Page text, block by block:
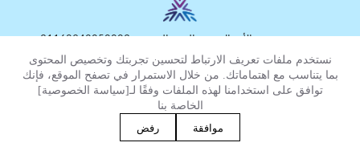
نستخدم ملفات تعريف الارتباط لتحسين تجربتك وتخصيص المحتوى
بما يتناسب مع اهتماماتك. من خلال الاستمرار في تصفح الموقع، فإنك
توافق على استخدامنا لهذه الملفات وفقًا لـ[سياسة الخصوصية]
الخاصة بنا
موافقة رفض
موثق في منصة الأعمال تحت الرقم الضريبي 31168942050003
الباسط تويز